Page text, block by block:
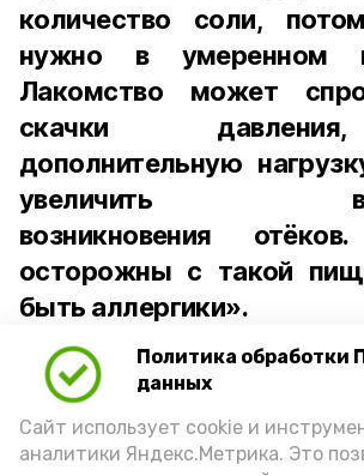
Политика обработки
данных
Сайт использует cookie и
аналитики Яндекс.Метрика. Это
количество соли,
нужно в умеренном
Лакомство может
скачки
дополнительную
увеличить
возникновения
осторожны с такой
быть аллергики».
Для взрослого человека
порцией икры считается
(2-3 ложки). При этом
внимание на хлеб, с